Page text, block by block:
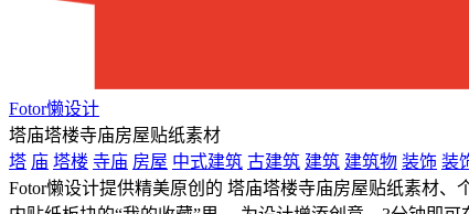
Fotor懒设计
塔庙塔楼寺庙房屋贴纸素材
塔 庙 塔楼 寺庙 房屋 中式建筑 古建筑 建筑 建筑物 装饰 装
Fotor懒设计提供精美原创的 塔庙塔楼寺庙房屋贴纸素材